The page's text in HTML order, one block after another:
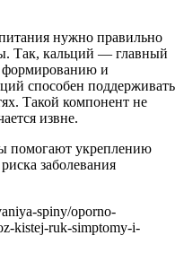
нужно правильно
Так, кальций — главный
формированию и
способен поддерживать
Такой компонент не
извне.
помогают укреплению
заболевания
spiny/oporno-
kistej-ruk-simptomy-i-